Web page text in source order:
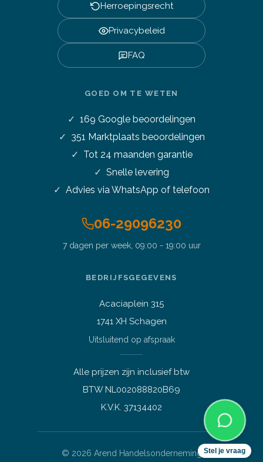
Herroepingsrecht
Privacybeleid
FAQ
GOED OM TE WETEN
169 Google beoordelingen
351 Marktplaats beoordelingen
Tot 24 maanden garantie
Snelle levering
Advies via WhatsApp of telefoon
06-29096230
7 dagen per week, 09:00 - 19:00 uur
BEDRIJFSGEGEVENS
Acaciaplein 315
1741 XH Schagen
Uitsluitend op afspraak
Alle prijzen zijn inclusief btw
BTW NL002088820B69
K.V.K. 37134402
© 2026 Arend Handelsonderneming Stel je vraag
Afspraak maken
Vraag over een bestelling
Lees meer over mij